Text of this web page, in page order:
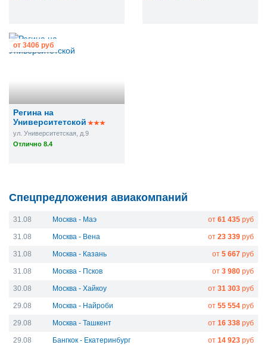
Регина на
Университетской
ул. Университетская, д.9
Отлично 8.4
от 3406 руб
Спецпредложения авиакомпаний
31.08 Москва - Маэ от 61 435 руб
31.08 Москва - Вена от 23 339 руб
31.08 Москва - Казань от 5 667 руб
31.08 Москва - Псков от 3 980 руб
30.08 Москва - Хайкоу от 31 303 руб
29.08 Москва - Найроби от 55 554 руб
29.08 Москва - Ташкент от 16 338 руб
29.08 Бангкок - Екатеринбург от 14 923 руб